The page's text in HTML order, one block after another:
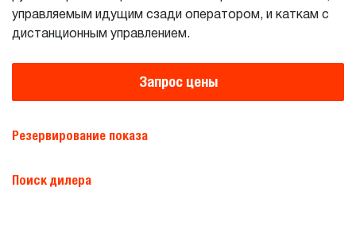
управляемым идущим сзади оператором, и каткам с
дистанционным управлением.
Запрос цены
Резервирование показа
Поиск дилера